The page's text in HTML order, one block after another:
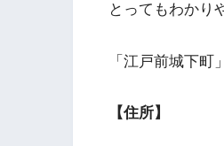
とってもわかり
「江戸前城下
【住所】